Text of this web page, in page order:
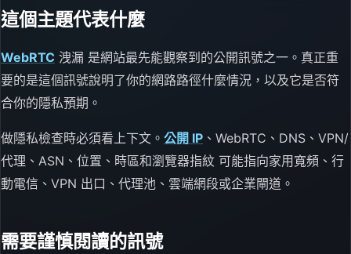
這個主題代表什麼
WebRTC 洩漏 是網站最先能觀察到的公開訊號之一。真正重
要的是這個訊號說明了你的網路路徑什麼情況，以及它是否符
合你的隱私預期。
做隱私檢查時必須看上下文。 公開 IP 、WebRTC、DNS、VPN/
代理、ASN、位置、時區和瀏覽器指紋 可能指向家用寬頻、行
動電信、VPN 出口、代理池、雲端網段或企業閘道。
需要謹慎閱讀的訊號